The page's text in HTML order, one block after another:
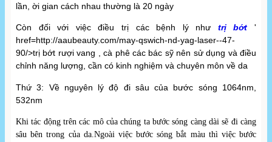
lần, ời gian cách nhau thường là 20 ngày
Còn đối với việc điều trị các bệnh lý như trị bớt'
href=http://aaubeauty.com/may-qswich-nd-yag-laser--47-
90/>trị bớt rượi vang , cà phê các bác sỹ nên sử dụng và điều
chỉnh năng lượng, cần có kinh nghiệm và chuyên môn về da
Thứ 3: Về nguyên lý độ đi sâu của bước sóng 1064nm,
532nm
Khi tác động trên các mô của chúng ta bước sóng càng dài sẽ đi càng
sâu bên trong của da.Ngoài việc bước sóng bắt màu thì việc bước